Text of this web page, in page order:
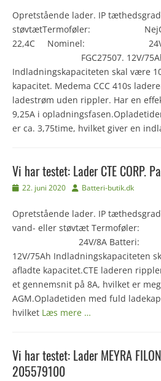
Opretstående lader. IP
støvtætTermoføler:
22,4C Nominel: 24V/
FGC27507. 12V/
Indladningskapaciteten skal være
kapacitet. Medema CCC 410s
ladestrøm uden rippler. Har en
9,25A i
er ca. 3,75time, hvilket giver en
Vi har testet: Lader CTE CORP.
Udgivet
22. juni 2020 Forfatter
Batteri-butik.dk
Opretstående lader. IP
vand- eller støvtæt
24V/8A Batteri:
12V/75Ah Indladningskapaciteten
afladte kapacitet.CTE laderen
et gennemsnit på 8A, hvilket er
AGM.Opladetiden med fuld
hvilket Læs mere …
Vi har testet: Lader MEYRA
205579100